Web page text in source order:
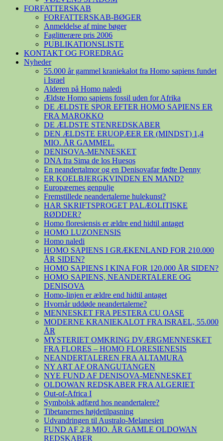
FORFATTERSKAB
FORFATTERSKAB-BØGER
Anmeldelse af mine bøger
Faglitterære pris 2006
PUBLIKATIONSLISTE
KONTAKT OG FOREDRAG
Nyheder
55.000 år gammel kraniekalot fra Homo sapiens fundet
i Israel
Alderen på Homo naledi
Ældste Homo sapiens fossil uden for Afrika
DE ÆLDSTE SPOR EFTER HOMO SAPIENS ER
FRA MAROKKO
DE ÆLDSTE STENREDSKABER
DEN ÆLDSTE ERUOPÆER ER (MINDST) 1,4
MIO. ÅR GAMMEL.
DENISOVA-MENNESKET
DNA fra Sima de los Huesos
En neandertalmor og en Denisovafar fødte Denny
ER KOELBJERGKVINDEN EN MAND?
Europæernes genpulje
Fremstillede neandertalerne hulekunst?
HAR SKRIFTSPROGET PALÆOLITISKE
RØDDER?
Homo floresiensis er ældre end hidtil antaget
HOMO LUZONENSIS
Homo naledi
HOMO SAPIENS I GRÆKENLAND FOR 210.000
ÅR SIDEN?
HOMO SAPIENS I KINA FOR 120.000 ÅR SIDEN?
HOMO SAPIENS, NEANDERTALERE OG
DENISOVA
Homo-linjen er ældre end hidtil antaget
Hvornår uddøde neandertalerne?
MENNESKET FRA PESTERA CU OASE
MODERNE KRANIEKALOT FRA ISRAEL, 55.000
ÅR
MYSTERIET OMKRING DVÆRGMENNESKET
FRA FLORES – HOMO FLORESIENESIS
NEANDERTALEREN FRA ALTAMURA
NY ART AF ORANGUTANGEN
NYE FUND AF DENISOVA-MENNESKET
OLDOWAN REDSKABER FRA ALGERIET
Out-of-Africa I
Symbolsk adfærd hos neandertalere?
Tibetanernes højdetilpasning
Udvandringen til Australo-Melanesien
FUND AF 2,8 MIO. ÅR GAMLE OLDOWAN
REDSKABER